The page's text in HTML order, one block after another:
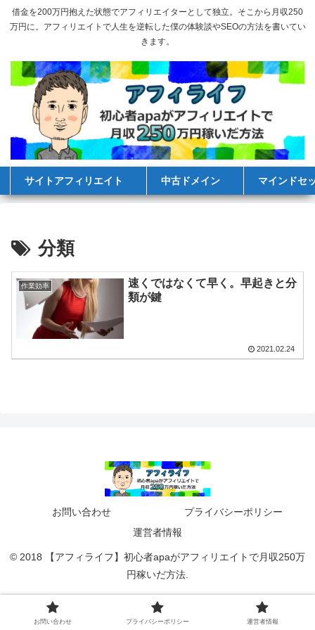
借金を200万円抱えた状態でアフィリエイターとして独立。そこから月収250
万円に。アフィリエイトで人生を逆転した僕の体験談やSEOの方法を書いてい
きます。
サイトアフィリエイト 中古ドメイン マインドセ
分類
作業効率
速くではなくて早く。早起きと分
類が鍵
2021.02.24
お問い合わせ
プライバシーポリシー
運営者情報
© 2018 【アフィライフ】初心者apaがアフィリエイトで月収250万
円稼いだ方法.
お問い合わせ プライバシーポリシー 運営者情報